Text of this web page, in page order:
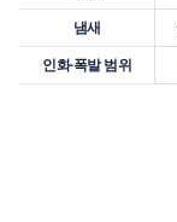
냄새
인화·폭발 범위